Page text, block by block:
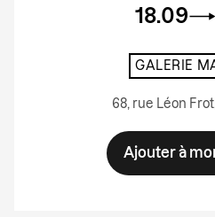
18.09
GALERIE
68, rue Léon
Ajouter à